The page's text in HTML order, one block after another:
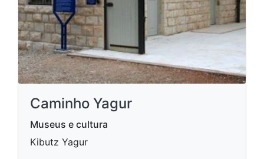
Caminho Yagur
Museus e cultura
Kibutz Yagur